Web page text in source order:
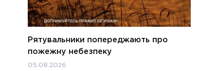
Рятувальники попереджають про
пожежну небезпеку
05.08.2026